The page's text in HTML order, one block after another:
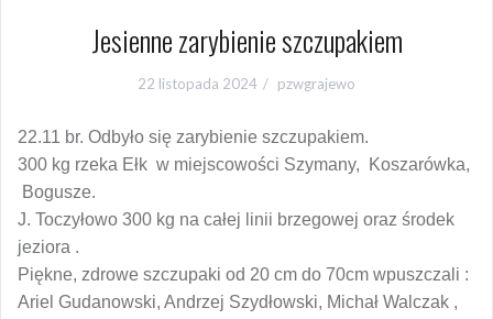
Jesienne zarybienie szczupakiem
22 listopada 2024 pzwgrajewo
22.11 br. Odbyło się zarybienie szczupakiem.
300 kg rzeka Ełk w miejscowości Szymany, Koszarówka,
Bogusze.
J. Toczyłowo 300 kg na całej linii brzegowej oraz środek
jeziora .
Piękne, zdrowe szczupaki od 20 cm do 70cm wpuszczali :
Ariel Gudanowski, Andrzej Szydłowski, Michał Walczak ,